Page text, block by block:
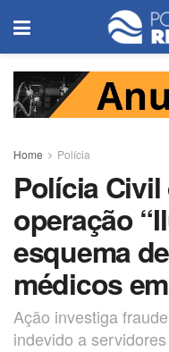
Home Polícia
Polícia
operação
esquema
médicos
Ação investiga
indevido a